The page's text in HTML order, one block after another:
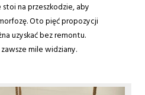
na przeszkodzie, aby
Oto pięć propozycji
uzyskać bez remontu.
mile widziany.